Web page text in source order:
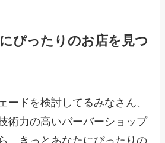
ぴったりのお店を見つ
ードを検討してるみなさん、
術力の高いバーバーショップ
、きっとあなたにぴったりの